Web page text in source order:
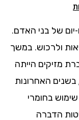
יום של בני האדם.
ולרכוש. במשך
מזיקים הייתה
האחרונות
בחומרי
הדברה